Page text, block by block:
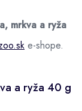
mrkva a ryža
e-shope.
a ryža 40 g